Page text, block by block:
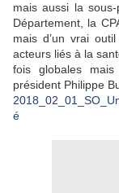
mais aussi la
Département, la
mais d’un vrai
acteurs liés à la
fois globales
président Philippe
é